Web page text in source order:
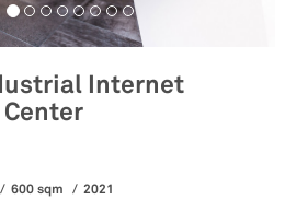
Internet
600 sqm 2021